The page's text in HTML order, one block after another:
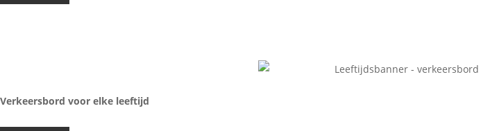
Verkeersbord voor elke leeftijd